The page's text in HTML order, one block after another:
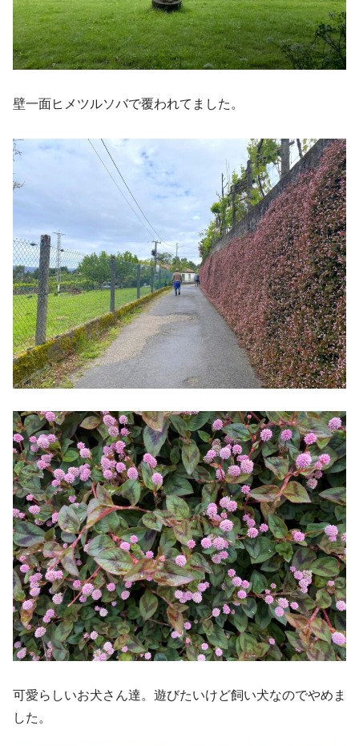
壁一面ヒメツルソバで覆われてました。
可愛らしいお犬さん達。遊びたいけど飼い犬なのでやめま
した。